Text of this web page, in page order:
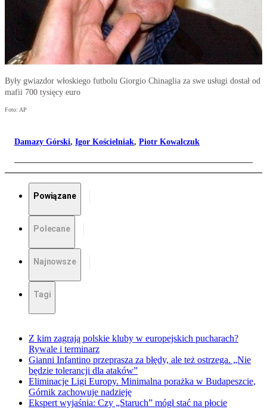
Były gwiazdor włoskiego futbolu Giorgio Chinaglia za swe usługi dostał od
mafii 700 tysięcy euro
Foto: AP
Damazy Górski, Igor Kościelniak, Piotr Kowalczuk
Powiązane
Polecane
Najnowsze
Tagi
Z kim zagrają polskie kluby w europejskich pucharach?
Rywale i terminarz
Gianni Infantino przeprasza za błędy, ale też ostrzega. „Nie
będzie tolerancji dla ataków”
Eliminacje Ligi Europy. Minimalna porażka w Budapeszcie,
Górnik zachowuje nadzieję
Ekspert wyjaśnia: Czy „Staruch” mógł stać na płocie